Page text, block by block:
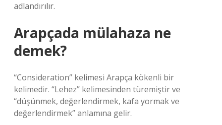
adlandırılır.
Arapçada mülahaza ne
demek?
“Consideration” kelimesi Arapça kökenli bir
kelimedir. “Lehez” kelimesinden türemiştir ve
“düşünmek, değerlendirmek, kafa yormak ve
değerlendirmek” anlamına gelir.